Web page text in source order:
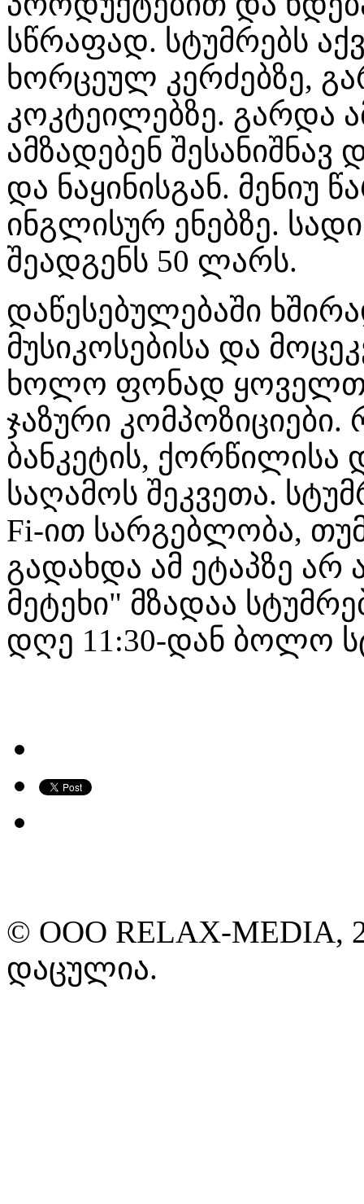
სწრაფად. სტუმრებს
ხორცეულ კერძებზე,
კოკტეილებზე. გარდა
ამზადებენ
და ნაყინისგან.
ინგლისურ ენებზე.
შეადგენს 50 ლარს.
დაწესებულებაში
მუსიკოსებისა და
ხოლო ფონად
ჯაზური
ბანკეტის,
საღამოს შეკვეთა.
Fi-ით სარგებლობა,
გადახდა ამ ეტაპზე
მეტეხი" მზადაა
დღე 11:30-დან ბოლო
© ООО RELAX-MEDIA,
დაცულია.